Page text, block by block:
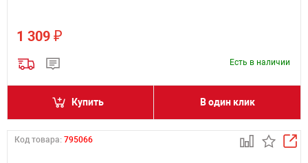
1 309 ₽
Есть в наличии
Купить В один клик
Код товара: 795066